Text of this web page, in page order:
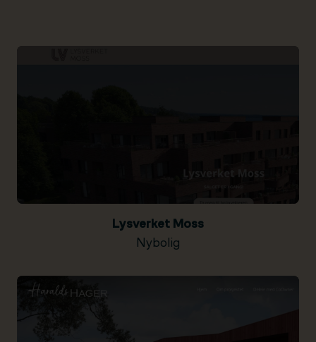
Lysverket Moss
Nybolig